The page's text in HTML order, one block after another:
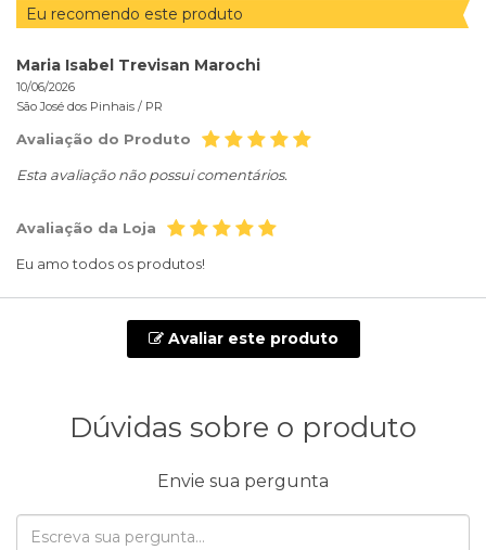
Eu recomendo este produto
Maria Isabel Trevisan Marochi
10/06/2026
São José dos Pinhais / PR
Avaliação do Produto
Esta avaliação não possui comentários.
Avaliação da Loja
Eu amo todos os produtos!
Avaliar este produto
Dúvidas sobre o produto
Envie sua pergunta